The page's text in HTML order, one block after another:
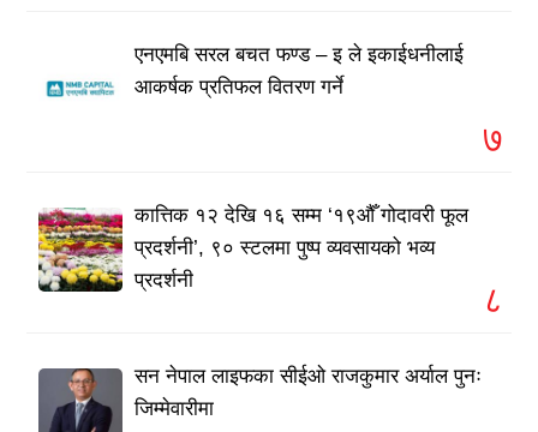
एनएमबि सरल बचत फण्ड – इ ले इकाईधनीलाई
आकर्षक प्रतिफल वितरण गर्ने
७
कात्तिक १२ देखि १६ सम्म ‘१९औँ गोदावरी फूल
प्रदर्शनी’, ९० स्टलमा पुष्प व्यवसायको भव्य
प्रदर्शनी
८
सन नेपाल लाइफका सीईओ राजकुमार अर्याल पुनः
जिम्मेवारीमा